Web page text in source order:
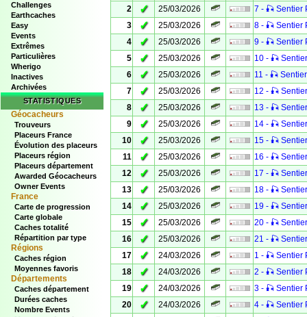
Challenges
Earthcaches
Easy
Events
Extrêmes
Particulières
Wherigo
Inactives
Archivées
STATISTIQUES
Géocacheurs
Trouveurs
Placeurs France
Évolution des placeurs
Placeurs région
Placeurs département
Awarded Géocacheurs
Owner Events
France
Carte de progression
Carte globale
Caches totalité
Répartition par type
Régions
Caches région
Moyennes favoris
Départements
Caches département
Durées caches
Nombre Events
2
✓ 25/03/2026
7 - 🎣 Sentier
3
✓ 25/03/2026
8 - 🎣 Sentier
4
✓ 25/03/2026
9 - 🎣 Sentier
5
✓ 25/03/2026
10 - 🎣
6
✓ 25/03/2026
11 - 🎣
7
✓ 25/03/2026
12 - 🎣
8
✓ 25/03/2026
13 - 🎣
9
✓ 25/03/2026
14 - 🎣
10
✓ 25/03/2026
15 - 🎣
11
✓ 25/03/2026
16 - 🎣
12
✓ 25/03/2026
17 - 🎣
13
✓ 25/03/2026
18 - 🎣
14
✓ 25/03/2026
19 - 🎣
15
✓ 25/03/2026
20 - 🎣
16
✓ 25/03/2026
21 - 🎣
17
✓ 24/03/2026
1 - 🎣 Sentier
18
✓ 24/03/2026
2 - 🎣 Sentier
19
✓ 24/03/2026
3 - 🎣 Sentier
20
✓ 24/03/2026
4 - 🎣 Sentier